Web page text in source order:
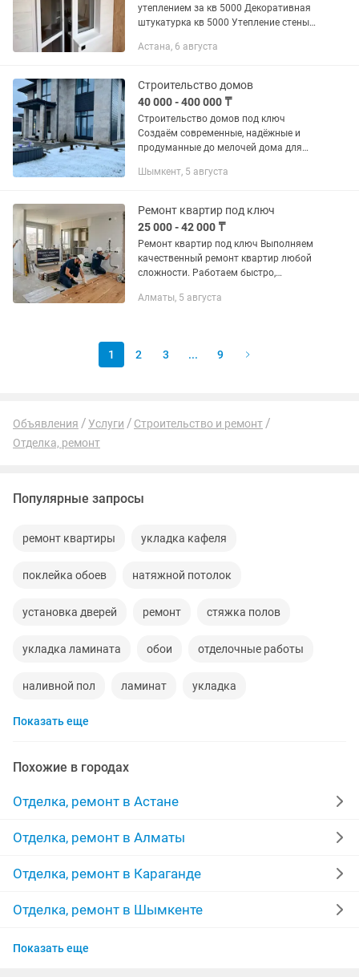
утеплением за кв 5000 Декоративная
штукатурка кв 5000 Утепление стены
отделка кв 3000 Краска кв 1000
Астана, 6 августа
Строительство домов
40 000 - 400 000 ₸
Строительство домов под ключ
Создаём современные, надёжные и
продуманные до мелочей дома для
полный цикл работ — от разработки
Сочетаем...
Шымкент, 5 августа
Ремонт квартир под ключ
25 000 - 42 000 ₸
Ремонт квартир под ключ Выполняем
качественный ремонт квартир любой
сложности. Работаем быстро,
клиентом. Поможем сделать
Алматы, 5 августа
1 2 3 ... 9
Объявления Услуги
Строительство и ремонт
Отделка, ремонт
Популярные запросы
ремонт квартиры укладка кафеля
поклейка обоев натяжной потолок
установка дверей ремонт стяжка полов
укладка ламината обои отделочные работы
наливной пол ламинат укладка
мелкий ремонт
мастер межкомнатные двери
качественно ремонт домов
монтаж травертин укладка плитки
декоративная штукатурка покраска
побелка потолков
Показать еще
Похожие в городах
Отделка, ремонт в Астане
Отделка, ремонт в Алматы
Отделка, ремонт в Караганде
Отделка, ремонт в Шымкенте
Отделка, ремонт в Костанае
Показать еще